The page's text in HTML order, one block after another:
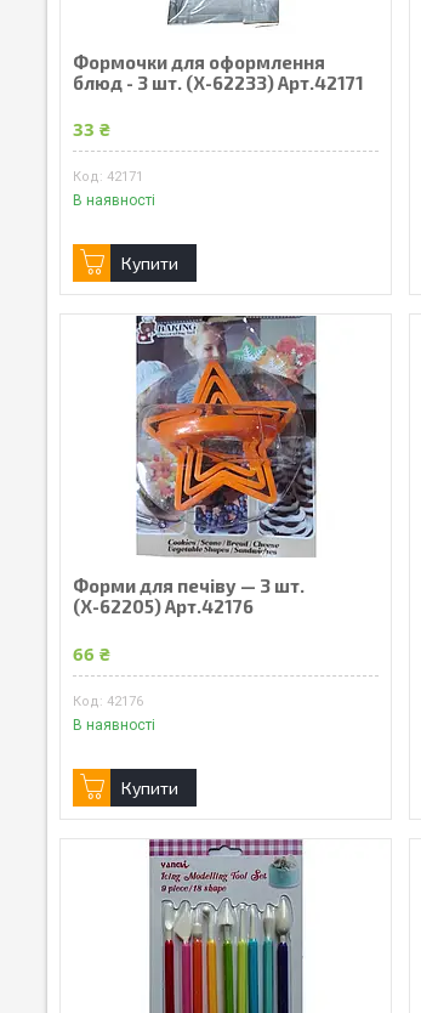
Формочки для оформлення
блюд - 3 шт. (Х-62233) Арт.42171
33 ₴
42171
В наявності
Купити
Форми для печіву — 3 шт.
(Х-62205) Арт.42176
66 ₴
42176
В наявності
Купити